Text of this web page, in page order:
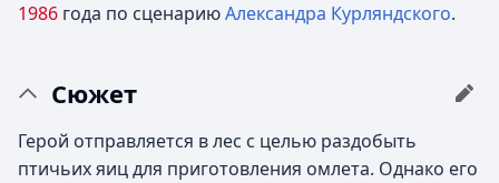
1986 года по сценариюАлександра Курляндского.
Сюжет
Герой отправляется в лес с целью раздобыть
птичьих яиц для приготовления омлета. Однако его